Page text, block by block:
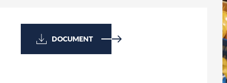
DOCUMENT